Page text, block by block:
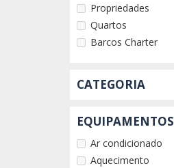
Propriedades
Quartos
Barcos Charter
CATEGORIA
EQUIPAMENTOS
Ar condicionado
Aquecimento